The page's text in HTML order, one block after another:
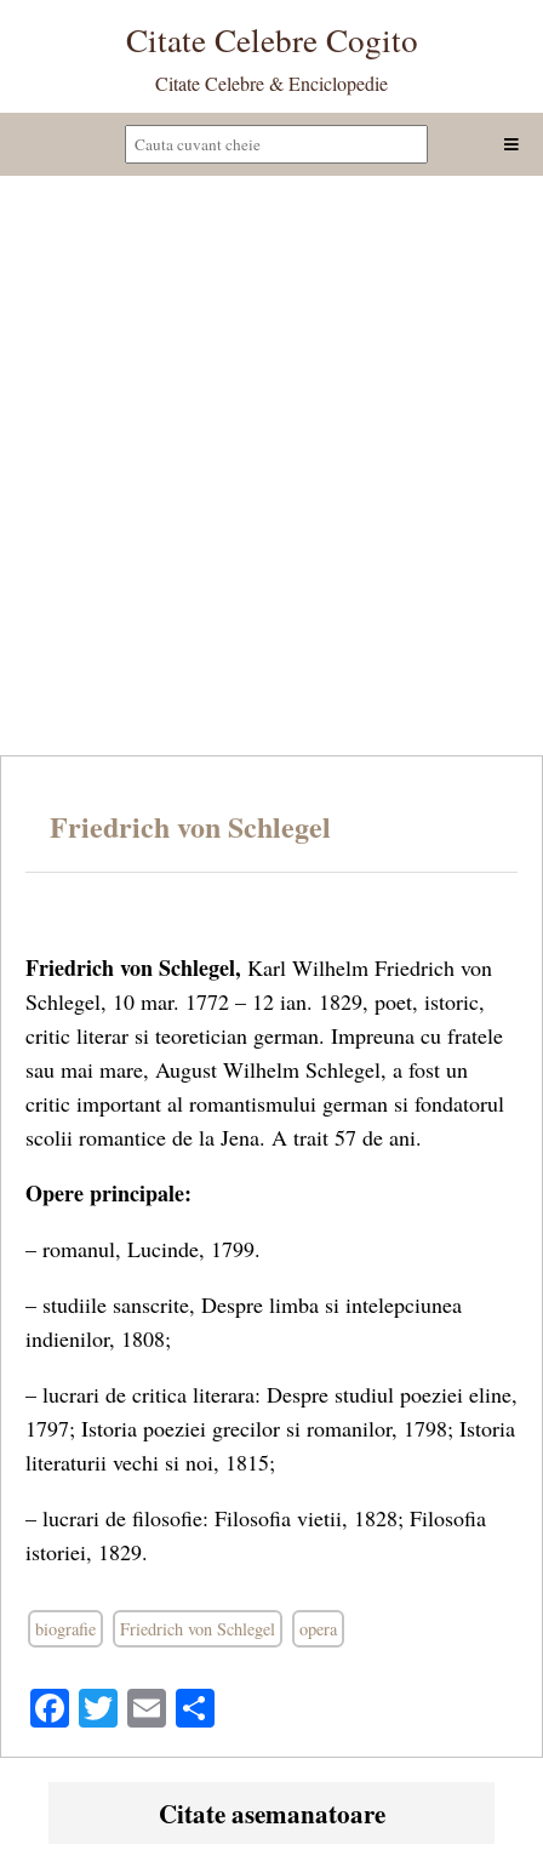
Citate Celebre Cogito
Citate Celebre & Enciclopedie
Friedrich von Schlegel
Friedrich von Schlegel, Karl Wilhelm Friedrich von
Schlegel, 10 mar. 1772 – 12 ian. 1829, poet, istoric,
critic literar si teoretician german. Impreuna cu fratele
sau mai mare, August Wilhelm Schlegel, a fost un
critic important al romantismului german si fondatorul
scolii romantice de la Jena. A trait 57 de ani.
Opere principale:
– romanul, Lucinde, 1799.
– studiile sanscrite, Despre limba si intelepciunea
indienilor, 1808;
– lucrari de critica literara: Despre studiul poeziei eline,
1797; Istoria poeziei grecilor si romanilor, 1798; Istoria
literaturii vechi si noi, 1815;
– lucrari de filosofie: Filosofia vietii, 1828; Filosofia
istoriei, 1829.
biografie Friedrich von Schlegel opera
Facebook
Twitter
Email
Citate asemanatoare